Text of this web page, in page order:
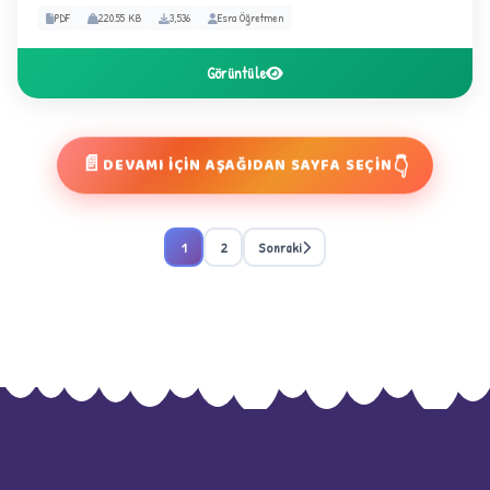
D
PDF 220.55 KB 3,536 Esra Öğretmen
Görüntüle
📄 DEVAMI İÇİN AŞAĞIDAN SAYFA SEÇİN👇
1 2 Sonraki